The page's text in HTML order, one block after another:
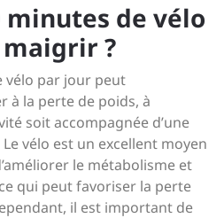
minutes de vélo
?
vélo par jour peut
à la perte de poids, à
soit accompagnée d’une
vélo est un excellent moyen
le métabolisme et
qui peut favoriser la perte
il est important de